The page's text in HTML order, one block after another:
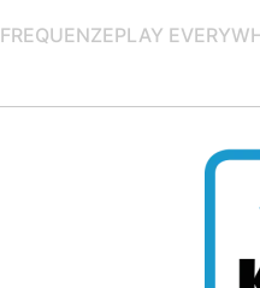
FREQUENZEPLAY